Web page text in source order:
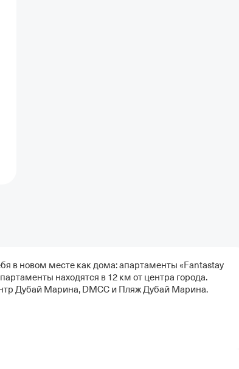
в новом месте как дома: апартаменты «Fantastay
находятся в 12 км от центра города.
Дубай Марина, DMCC и Пляж Дубай Марина.